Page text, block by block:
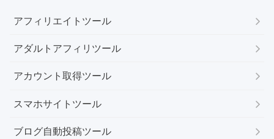
アフィリエイトツール
アダルトアフィリツール
アカウント取得ツール
スマホサイトツール
ブログ自動投稿ツール